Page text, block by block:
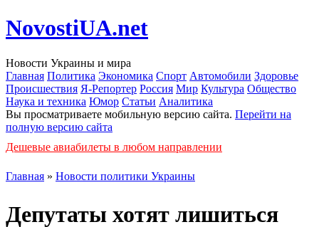
NovostiUA.net
Новости Украины и мира
Главная Политика Экономика Спорт Автомобили Здоровье
Происшествия Я-Репортер Россия Мир Культура Общество
Наука и техника Юмор Статьи Аналитика
Вы просматриваете мобильную версию сайта. Перейти на
полную версию сайта
Дешевые авиабилеты в любом направлении
Главная » Новости политики Украины
Депутаты хотят лишиться